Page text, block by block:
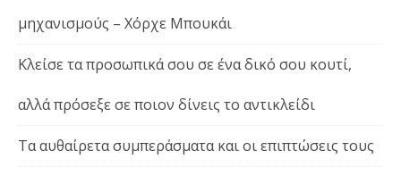
μηχανισμούς – Χόρχε Μπουκάι
Κλείσε τα προσωπικά σου σε ένα δικό σου κουτί,
αλλά πρόσεξε σε ποιον δίνεις το αντικλείδι
Τα αυθαίρετα συμπεράσματα και οι επιπτώσεις τους